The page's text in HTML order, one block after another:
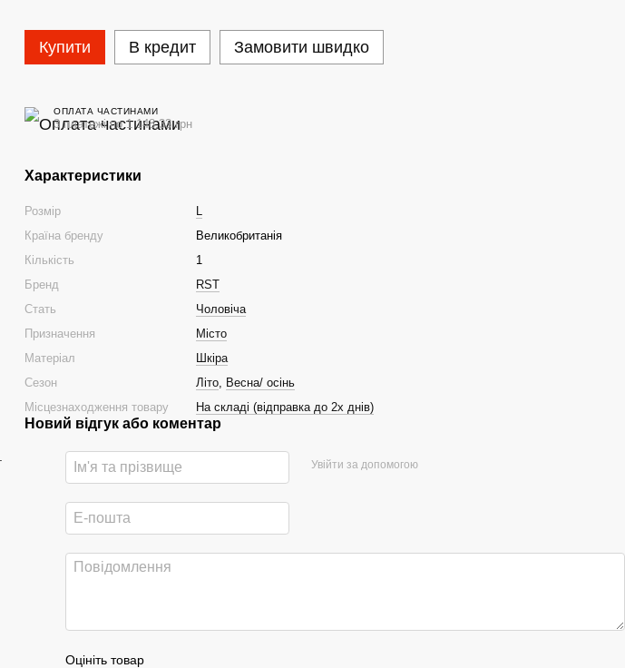
Купити В кредит Замовити швидко
ОПЛАТА ЧАСТИНАМИ
3 платежі по 1 148.33 грн
Характеристики
Розмір
L
Країна бренду
Великобританія
Кількість
1
Бренд
RST
Стать
Чоловіча
Призначення
Місто
Матеріал
Шкіра
Сезон
Літо, Весна/ осінь
Місцезнаходження товару
На складі (відправка до 2х днів)
Новий відгук або коментар
Увійти за допомогою
Оцініть товар